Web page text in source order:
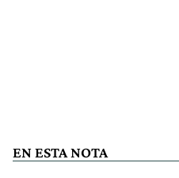
EN ESTA NOTA